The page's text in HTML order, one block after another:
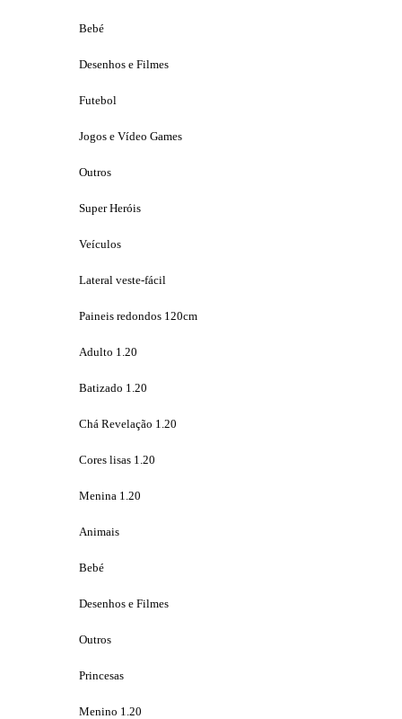
Bebé
Desenhos e Filmes
Futebol
Jogos e Vídeo Games
Outros
Super Heróis
Veículos
Lateral veste-fácil
Paineis redondos 120cm
Adulto 1.20
Batizado 1.20
Chá Revelação 1.20
Cores lisas 1.20
Menina 1.20
Animais
Bebé
Desenhos e Filmes
Outros
Princesas
Menino 1.20